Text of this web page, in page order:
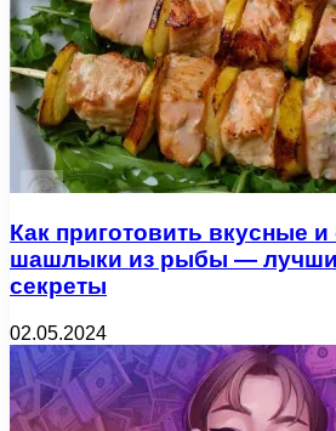
Как приготовить вкусные
шашлыки из рыбы —
секреты
02.05.2024